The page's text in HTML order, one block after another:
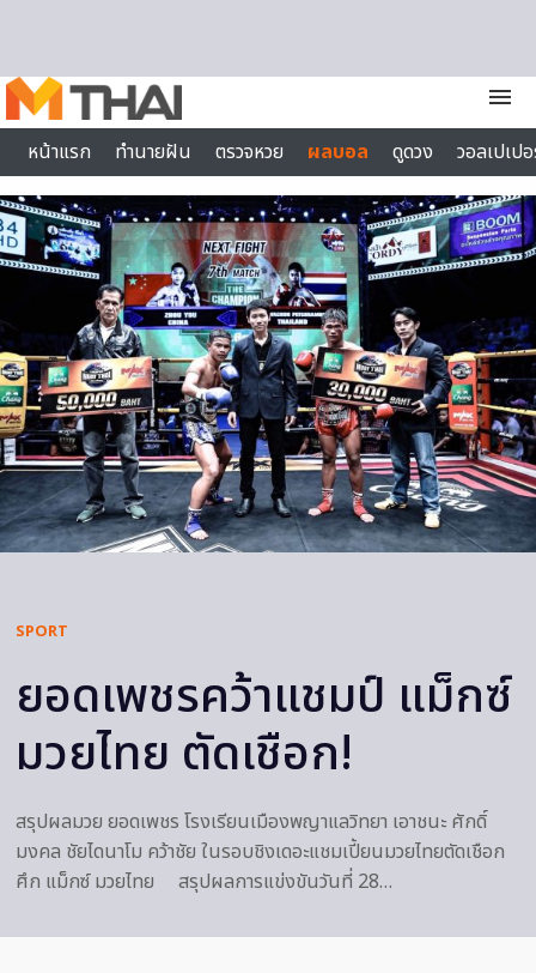
menu
หน้าแรก
ทำนายฝัน ตรวจหวย ผลบอล ดูดวง
วอลเปเป
ไลฟ์สไตล์
SPORT
ยอดเพชรคว้าแชมป์ แม็กซ์
มวยไทย ตัดเชือก!
สรุปผลมวย ยอดเพชร โรงเรียนเมืองพญาแลวิทยา เอาชนะ ศักดิ์
มงคล ชัยไดนาโม คว้าชัย ในรอบชิงเดอะแชมเปี้ยนมวยไทยตัดเชือก
ศึก แม็กซ์ มวยไทย สรุปผลการแข่งขันวันที่ 28…